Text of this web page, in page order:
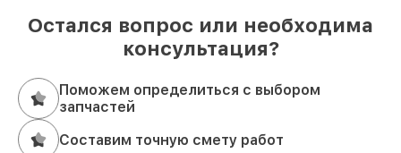
Остался вопрос или необходима
консультация?
Поможем определиться с выбором
запчастей
Составим точную смету работ